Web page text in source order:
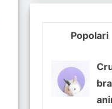
Popolari